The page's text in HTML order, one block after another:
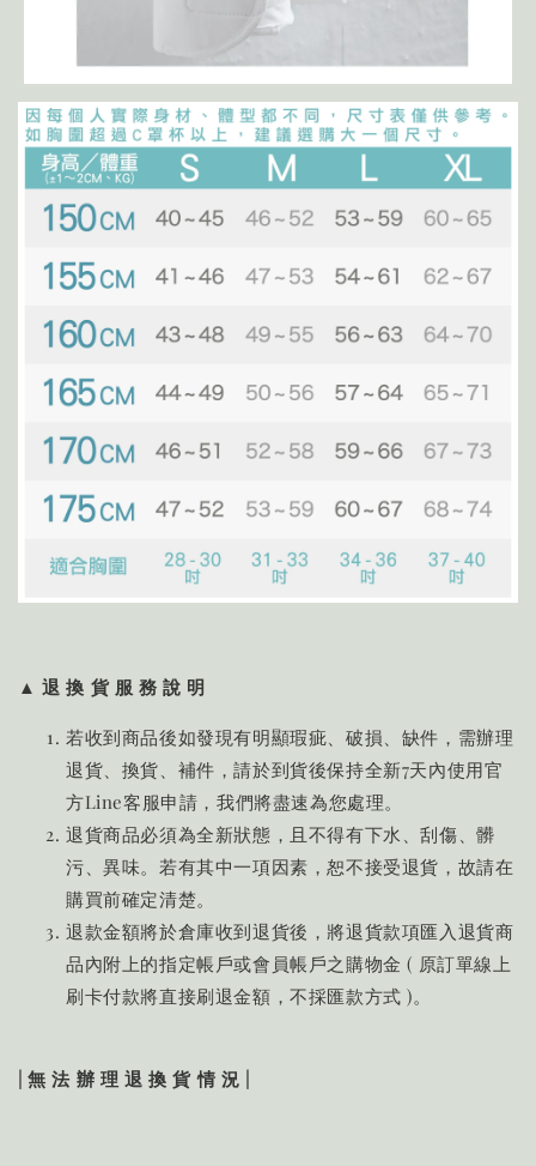
▲ 退 換 貨 服 務 說 明
若收到商品後如發現有明顯瑕疵、破損、缺件，需辦理
退貨、換貨、補件，請於到貨後保持全新7天內使用官
方Line客服申請，我們將盡速為您處理。
退貨商品必須為全新狀態，且不得有下水、刮傷、髒
污、異味。若有其中一項因素，恕不接受退貨，故請在
購買前確定清楚。
退款金額將於倉庫收到退貨後，將退貨款項匯入退貨商
品內附上的指定帳戶或會員帳戶之購物金 ( 原訂單線上
刷卡付款將直接刷退金額，不採匯款方式 )。
| 無 法 辦 理 退 換 貨 情 況 |